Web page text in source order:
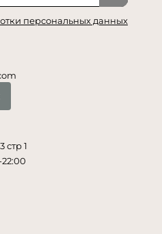
персональных данных
стр 1